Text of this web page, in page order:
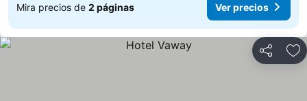
Mira precios de 2 páginas Ver precios
Compartir